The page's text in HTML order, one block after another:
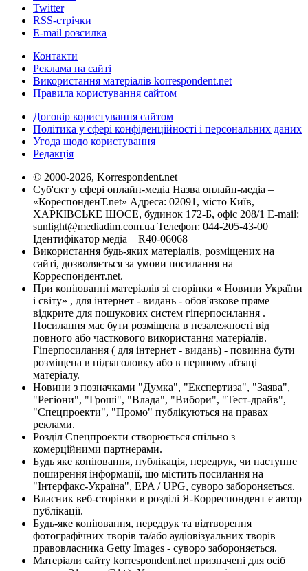
Twitter
RSS-стрічки
E-mail розсилка
Контакти
Реклама на сайті
Використання матеріалів korrespondent.net
Правила користування сайтом
Договір користування сайтом
Політика у сфері конфіденційності і персональних даних
Угода щодо користування
Редакція
© 2000-2026, Korrespondent.net
Суб'єкт у сфері онлайн-медіа Назва онлайн-медіа –
«КореспонденТ.net» Адреса: 02091, місто Київ,
ХАРКІВСЬКЕ ШОСЕ, будинок 172-Б, офіс 208/1 E-mail:
sunlight@mediadim.com.ua Телефон: 044-205-43-00
Ідентифікатор медіа – R40-06068
Використання будь-яких матеріалів, розміщених на
сайті, дозволяється за умови посилання на
Корреспондент.net.
При копіюванні матеріалів зі сторінки « Новини України
і світу» , для інтернет - видань - обов'язкове пряме
відкрите для пошукових систем гіперпосилання .
Посилання має бути розміщена в незалежності від
повного або часткового використання матеріалів.
Гіперпосилання ( для інтернет - видань) - повинна бути
розміщена в підзаголовку або в першому абзаці
матеріалу.
Новини з позначками "Думка", "Експертиза", "Заява",
"Регіони", "Гроші", "Влада", "Вибори", "Тест-драйв",
"Спецпроекти", "Промо" публікуються на правах
реклами.
Розділ Спецпроекти створюється спільно з
комерційними партнерами.
Будь яке копіювання, публікація, передрук, чи наступне
поширення інформації, що містить посилання на
"Інтерфакс-Україна", EPA / UPG, суворо забороняється.
Власник веб-сторінки в розділі Я-Корреспондент є автор
публікації.
Будь-яке копіювання, передрук та відтворення
фотографічних творів та/або аудіовізуальних творів
правовласника Getty Images - суворо забороняється.
Матеріали сайту korrespondent.net призначені для осіб